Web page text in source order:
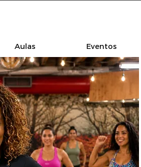
Aulas Eventos